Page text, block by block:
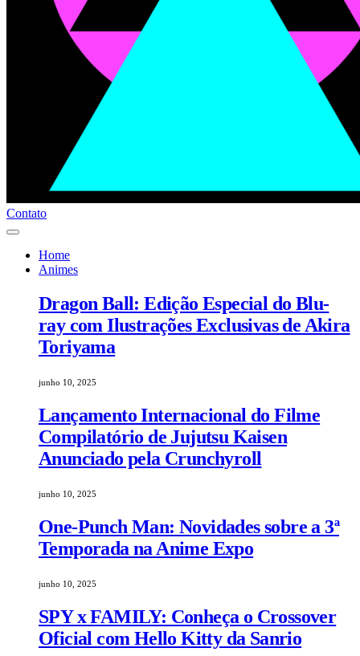
Contato
Home
Animes
Dragon Ball: Edição Especial do Blu-
ray com Ilustrações Exclusivas de Akira
Toriyama
junho 10, 2025
Lançamento Internacional do Filme
Compilatório de Jujutsu Kaisen
Anunciado pela Crunchyroll
junho 10, 2025
One-Punch Man: Novidades sobre a 3ª
Temporada na Anime Expo
junho 10, 2025
SPY x FAMILY: Conheça o Crossover
Oficial com Hello Kitty da Sanrio